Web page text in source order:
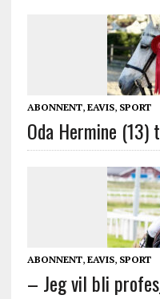
ABONNENT, EAVIS, SPORT
Oda Hermine (13)
ABONNENT, EAVIS, SPORT
– Jeg vil bli